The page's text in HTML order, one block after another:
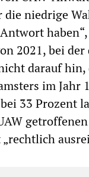
die niedrige
2021, bei
darauf
im Jahr
33 Prozent